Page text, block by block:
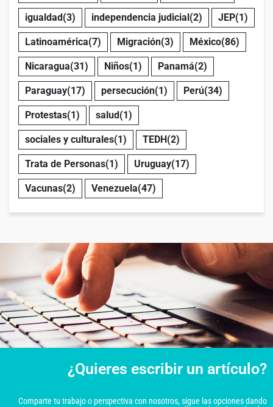
igualdad(3) independencia judicial(2) JEP(1)
Latinoamérica(7) Migración(3) México(86)
Nicaragua(31) Niños(1) Panamá(2)
Paraguay(17) persecución(1) Perú(34)
Protestas(1) salud(1)
sociales y culturales(1) TEDH(2)
Trata de Personas(1) Uruguay(17)
Vacunas(2) Venezuela(47)
¿Quieres escribir un artículo?
Comparte tu trabajo o perspectiva con nosotros, sigue las opciones dando